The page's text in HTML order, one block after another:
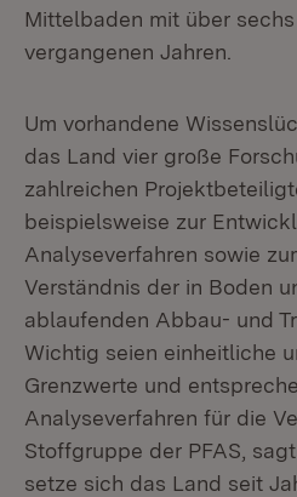
Mittelbaden mit über
vergangenen Jahren.
Um vorhandene
das Land vier große
zahlreichen
beispielsweise zur
Analyseverfahren sowie
Verständnis der in Boden
ablaufenden Abbau- und
Wichtig seien einheitliche
Grenzwerte und
Analyseverfahren für die
Stoffgruppe der PFAS,
setze sich das Land seit